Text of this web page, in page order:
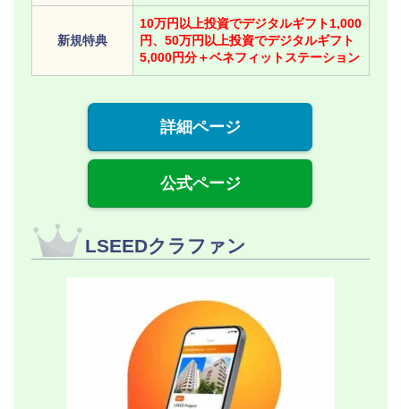
新規特典
10万円以上投資でデジタルギフト1,000
円、50万円以上投資でデジタルギフト
5,000円分＋ベネフィットステーション
詳細ページ
公式ページ
LSEEDクラファン